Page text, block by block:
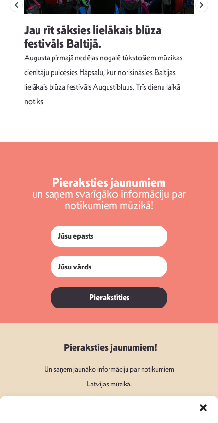
Jau rīt sāksies lielākais blūza
festivāls Baltijā.
Augusta pirmajā nedēļas nogalē tūkstošiem mūzikas
cienītāju pulcēsies Hāpsalu, kur norisināsies Baltijas
lielākais blūza festivāls Augustibluus. Trīs dienu laikā
notiks
Pieraksties jaunumiem
un saņem svarīgāko informāciju par
notikumiem mūzikā!
Pierakstīties
Pieraksties jaunumiem!
Un saņem jaunāko informāciju par notikumiem
Latvijas mūzikā.